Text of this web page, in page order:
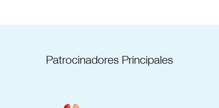
Patrocinadores Principales